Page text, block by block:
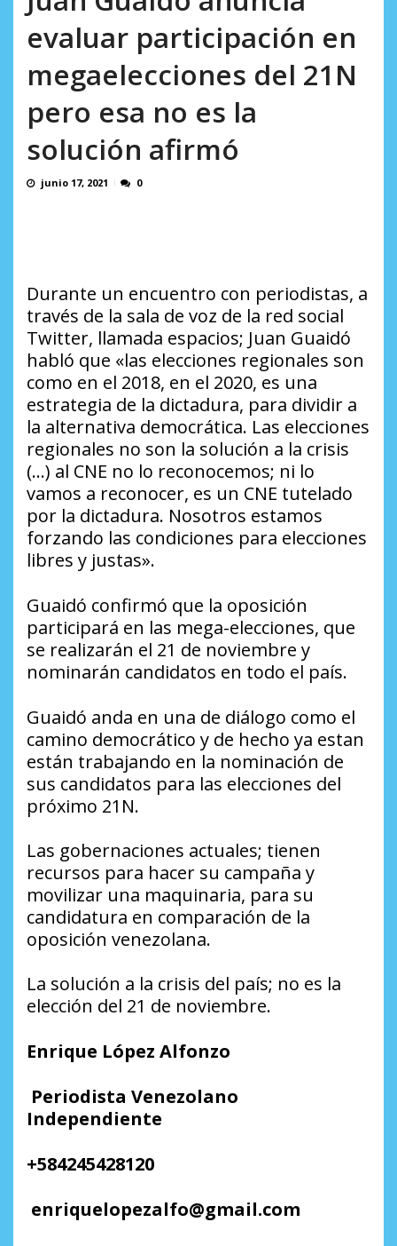
evaluar participación en
megaelecciones del 21N
pero esa no es la
solución afirmó
junio 17, 2021 0
Durante un encuentro con periodistas, a
través de la sala de voz de la red social
Twitter, llamada espacios; Juan Guaidó
habló que «las elecciones regionales son
como en el 2018, en el 2020, es una
estrategia de la dictadura, para dividir a
la alternativa democrática. Las elecciones
regionales no son la solución a la crisis
(…) al CNE no lo reconocemos; ni lo
vamos a reconocer, es un CNE tutelado
por la dictadura. Nosotros estamos
forzando las condiciones para elecciones
libres y justas».
Guaidó confirmó que la oposición
participará en las mega-elecciones, que
se realizarán el 21 de noviembre y
nominarán candidatos en todo el país.
Guaidó anda en una de diálogo como el
camino democrático y de hecho ya estan
están trabajando en la nominación de
sus candidatos para las elecciones del
próximo 21N.
Las gobernaciones actuales; tienen
recursos para hacer su campaña y
movilizar una maquinaria, para su
candidatura en comparación de la
oposición venezolana.
La solución a la crisis del país; no es la
elección del 21 de noviembre.
Enrique López Alfonzo
Periodista Venezolano
Independiente
+584245428120
enriquelopezalfo@gmail.com